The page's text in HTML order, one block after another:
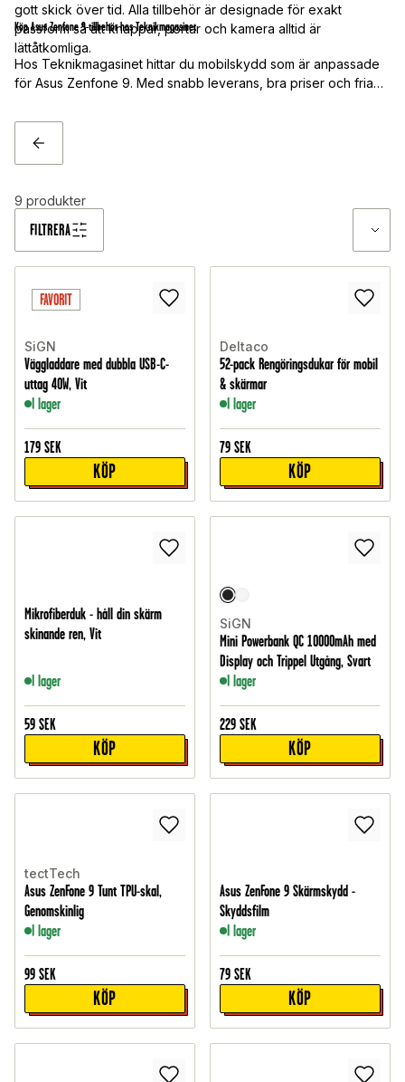
gott skick över tid. Alla tillbehör är designade för exakt
passform så att knappar, portar och kamera alltid är
lättåtkomliga.
Köp Asus Zenfone 9-tillbehör hos Teknikmagasinet
Hos Teknikmagasinet hittar du mobilskydd som är anpassade
för Asus Zenfone 9. Med snabb leverans, bra priser och fria
vardagens alla utmaningar.
TILLBAKA
FILTRERA
9 produkter
FAVORIT
SiGN
Väggladdare med dubbla USB-C-
uttag 40W, Vit
I lager
179 SEK
KÖP
Deltaco
52-pack Rengöringsdukar för mobil
& skärmar
I lager
79 SEK
KÖP
Mikrofiberduk - håll din skärm
skinande ren, Vit
I lager
59 SEK
KÖP
SiGN
Mini Powerbank QC 10000mAh med
Display och Trippel Utgång, Svart
I lager
229 SEK
KÖP
tectTech
Asus ZenFone 9 Tunt TPU-skal,
Genomskinlig
I lager
99 SEK
KÖP
Asus ZenFone 9 Skärmskydd -
Skyddsfilm
I lager
79 SEK
KÖP